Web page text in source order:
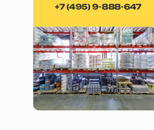
+7 (495) 9-888-647